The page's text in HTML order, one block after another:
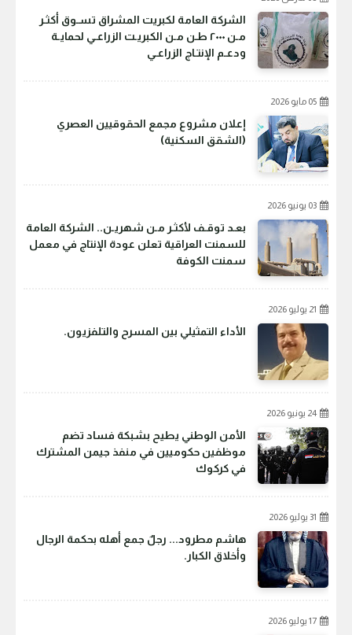
الشركة العامة لكبريت المشراق تسـوق أكثـر
مـن ٢٠٠٠ طـن مـن الكبريـت الزراعـي لحمايـة
ودعـم الإنتـاج الزراعـي
05 مايو 2026
إعلان مشروع مجمع الحقوقيين العصري
(الشقق السكنية)
03 يونيو 2026
بعـد توقـف لأكثـر مـن شهريـن.. الشركة العامة
للسمنت العراقية تعلن عودة الإنتاج في معمل
سمنت الكوفة
21 يوليو 2026
الأداء التمثيلي بين المسرح والتلفزيون.
24 يونيو 2026
الأمن الوطني يطيح بشبكة فساد تضم
موظفين حكوميين في منفذ جيمن المشترك
في كركوك
31 يوليو 2026
هاشم مطرود... رجلٌ جمع أهله بحكمة الرجال
وأخلاق الكبار.
17 يوليو 2026